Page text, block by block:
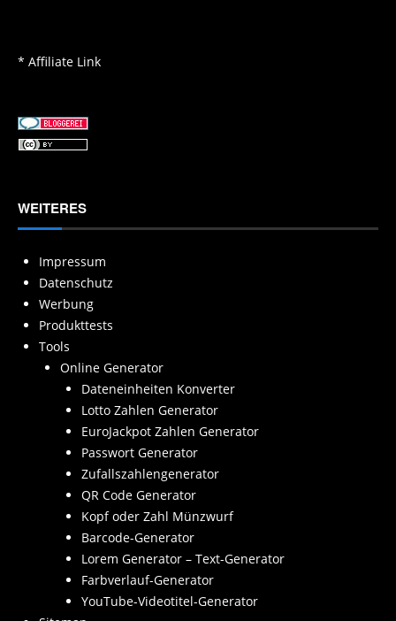
* Affiliate Link
WEITERES
Impressum
Datenschutz
Werbung
Produkttests
Tools
Online Generator
Dateneinheiten Konverter
Lotto Zahlen Generator
EuroJackpot Zahlen Generator
Passwort Generator
Zufallszahlengenerator
QR Code Generator
Kopf oder Zahl Münzwurf
Barcode-Generator
Lorem Generator – Text-Generator
Farbverlauf-Generator
YouTube-Videotitel-Generator